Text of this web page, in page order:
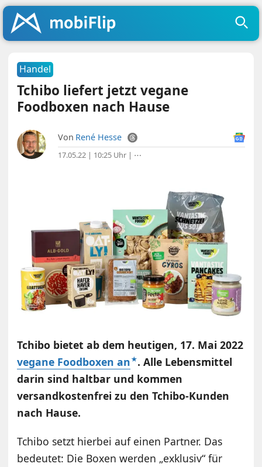
Handel
Tchibo liefert jetzt vegane
Foodboxen nach Hause
Von René Hesse
17.05.22 | 10:25 Uhr | ⋯
Tchibo bietet ab dem heutigen, 17. Mai 2022
vegane Foodboxen an . Alle Lebensmittel
darin sind haltbar und kommen
versandkostenfrei zu den Tchibo-Kunden
nach Hause.
Tchibo setzt hierbei auf einen Partner. Das
bedeutet: Die Boxen werden „exklusiv“ für